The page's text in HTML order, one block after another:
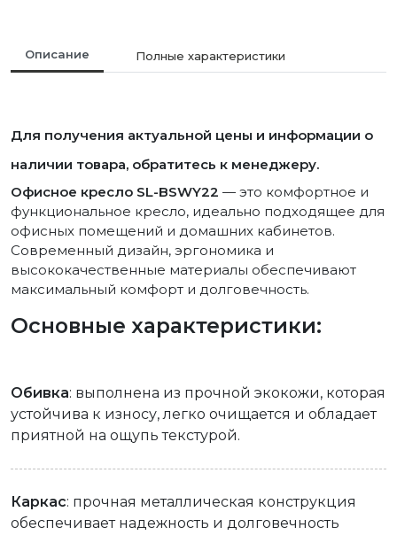
Описание Полные характеристики
Для получения актуальной цены и информации о
наличии товара, обратитесь к менеджеру.
Офисное кресло SL-BSWY22 — это комфортное и
функциональное кресло, идеально подходящее для
офисных помещений и домашних кабинетов.
Современный дизайн, эргономика и
высококачественные материалы обеспечивают
максимальный комфорт и долговечность.
Основные характеристики:
Обивка: выполнена из прочной экокожи, которая
устойчива к износу, легко очищается и обладает
приятной на ощупь текстурой.
Каркас: прочная металлическая конструкция
обеспечивает надежность и долговечность